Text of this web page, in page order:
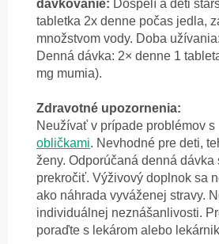
dávkovanie: Dospelí a deti
tabletka 2x denne počas jedla,
množstvom vody. Doba
Denná dávka: 2× denne 1
mg mumia).
Zdravotné upozornenia:
Neužívať v prípade problémov s
obličkami. Nevhodné pre deti,
ženy. Odporúčaná denná dávka
prekročiť. Výživový doplnok sa
ako náhrada vyváženej stravy.
individuálnej neznášanlivosti.
poraďte s lekárom alebo